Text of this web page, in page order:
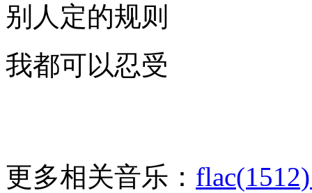
别人定的规则
我都可以忍受
更多相关音乐： flac(1512)